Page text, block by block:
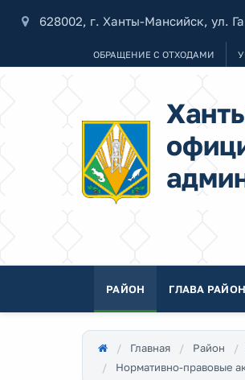
628002, г. Ханты-Мансийск, ул.
ОБРАЩЕНИЕ С ОТХОДАМИ
РАЙОН ГЛАВА
Главная Район
Нормативно-правовые